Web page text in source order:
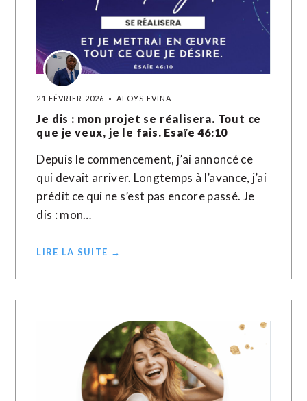
21 FÉVRIER 2026 ALOYS EVINA
Je dis : mon projet se réalisera. Tout ce
que je veux, je le fais. Esaïe 46:10
Depuis le commencement, j’ai annoncé ce
qui devait arriver. Longtemps à l’avance, j’ai
prédit ce qui ne s’est pas encore passé. Je
dis : mon…
LIRE LA SUITE →